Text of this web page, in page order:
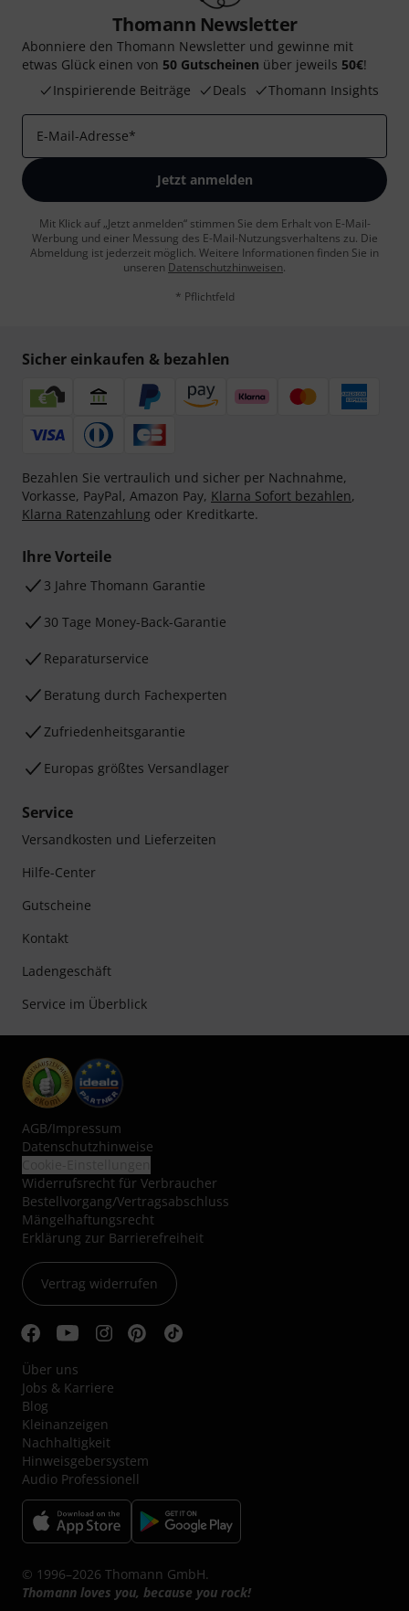
Thomann Newsletter
Abonniere den Thomann Newsletter und gewinne mit
etwas Glück einen von 50 Gutscheinen über jeweils 50€!
Inspirierende Beiträge
Deals Thomann Insights
E-Mail-Adresse*
Jetzt anmelden
Mit Klick auf „Jetzt anmelden“ stimmen Sie dem Erhalt von E-Mail-
Werbung und einer Messung des E-Mail-Nutzungsverhaltens zu. Die
Abmeldung ist jederzeit möglich. Weitere Informationen finden Sie in
unseren Datenschutzhinweisen.
* Pflichtfeld
Sicher einkaufen & bezahlen
Bezahlen Sie vertraulich und sicher per Nachnahme,
Vorkasse, PayPal, Amazon Pay, Klarna Sofort bezahlen,
Klarna Ratenzahlung oder Kreditkarte.
Ihre Vorteile
3 Jahre Thomann Garantie
30 Tage Money-Back-Garantie
Reparaturservice
Beratung durch Fachexperten
Zufriedenheitsgarantie
Europas größtes Versandlager
Service
Versandkosten und Lieferzeiten
Hilfe-Center
Gutscheine
Kontakt
Ladengeschäft
Service im Überblick
AGB/Impressum
Datenschutzhinweise
Widerrufsrecht für Verbraucher
Bestellvorgang/Vertragsabschluss
Mängelhaftungsrecht
Erklärung zur Barrierefreiheit
Vertrag widerrufen
Über uns
Jobs & Karriere
Blog
Kleinanzeigen
Nachhaltigkeit
Hinweisgebersystem
Audio Professionell
© 1996–2026 Thomann GmbH.
Thomann loves you, because you rock!